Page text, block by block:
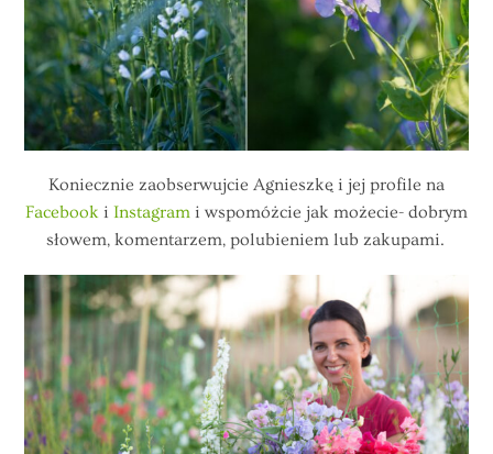
Koniecznie zaobserwujcie Agnieszkę i jej profile na
Facebook i Instagram i wspomóżcie jak możecie- dobrym
słowem, komentarzem, polubieniem lub zakupami.